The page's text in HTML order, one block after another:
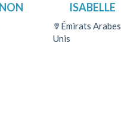
ISABELLE
Émirats Arabes
Unis